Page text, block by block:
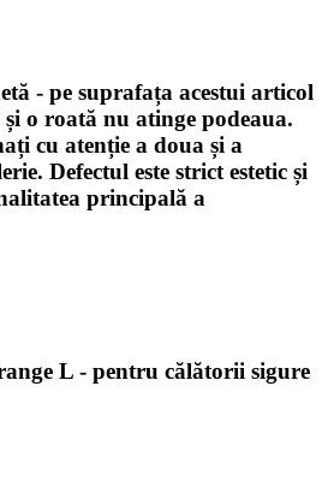
- pe suprafața acestui articol
și o roată nu atinge podeaua.
cu atenție a doua și a
Defectul este strict estetic și
principală a
L - pentru călătorii sigure